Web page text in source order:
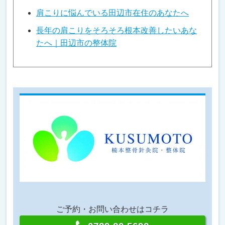
肩こりに悩んでいる田辺市在住のあなたへ
長年の肩こりをそろそろ根本改善したいあな
たへ｜田辺市の整体院
ご予約・お問い合わせはコチラ